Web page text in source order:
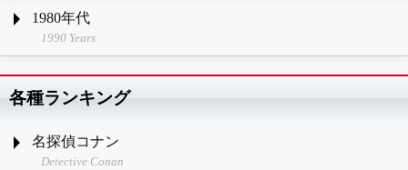
1980年代
1990 Years
各種ランキング
名探偵コナン
Detective Conan